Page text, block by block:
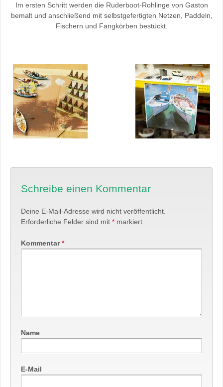
Im ersten Schritt werden die Ruderboot-Rohlinge von Gaston
bemalt und anschließend mit selbstgefertigten Netzen, Paddeln,
Fischern und Fangkörben bestückt.
Schreibe einen Kommentar
Deine E-Mail-Adresse wird nicht veröffentlicht.
Erforderliche Felder sind mit * markiert
Kommentar*
Name
E-Mail